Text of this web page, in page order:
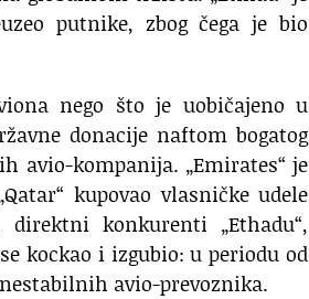
putnike, zbog čega je bio
nego što je uobičajeno u
donacije naftom bogatog
avio-kompanija. „Emirates“ je
kupovao vlasničke udele
konkurenti „Ethadu“,
kockao i izgubio: u periodu od
avio-prevoznika.